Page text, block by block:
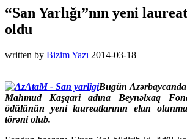
“San Yarlığı”nın yeni
oldu
written by Bizim Yazı 2014-03-18
Bugün
Mahmud Kaşqari adına Beynəlxaq
ödülünün yeni laureatlarının elan
törəni olub.